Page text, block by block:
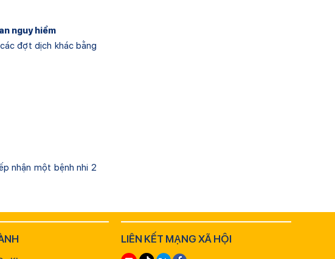
nguy hiểm
đợt dịch khác bằng
nhận một bệnh nhi 2
LIÊN KẾT MẠNG XÃ HỘI